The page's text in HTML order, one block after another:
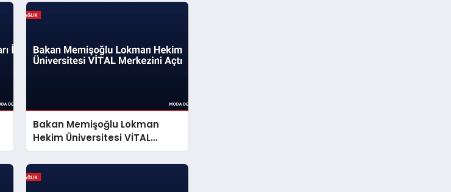
Bakan Memişoğlu Lokman
Hekim Üniversitesi VİTAL
Merkezini Açtı